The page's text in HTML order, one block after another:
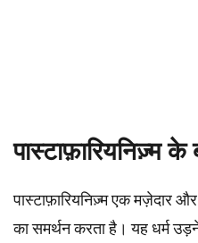
पास्टाफ़ारियनिज़्म
पास्टाफ़ारियनिज़्म एक मज़ेदार
का समर्थन करता है। यह धर्म